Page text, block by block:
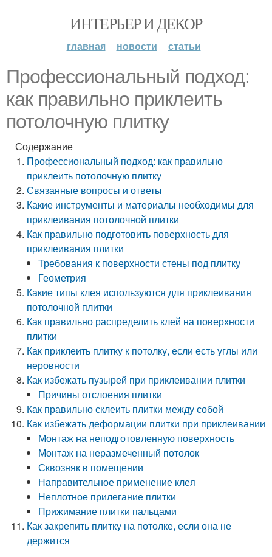
ИНТЕРЬЕР И ДЕКОР
главная новости статьи
Профессиональный подход:
как правильно приклеить
потолочную плитку
Содержание
Профессиональный подход: как правильно
приклеить потолочную плитку
Связанные вопросы и ответы
Какие инструменты и материалы необходимы для
приклеивания потолочной плитки
Как правильно подготовить поверхность для
приклеивания плитки
Требования к поверхности стены под плитку
Геометрия
Какие типы клея используются для приклеивания
потолочной плитки
Как правильно распределить клей на поверхности
плитки
Как приклеить плитку к потолку, если есть углы или
неровности
Как избежать пузырей при приклеивании плитки
Причины отслоения плитки
Как правильно склеить плитки между собой
Как избежать деформации плитки при приклеивании
Монтаж на неподготовленную поверхность
Монтаж на неразмеченный потолок
Сквозняк в помещении
Направительное применение клея
Неплотное прилегание плитки
Прижимание плитки пальцами
Как закрепить плитку на потолке, если она не
держится